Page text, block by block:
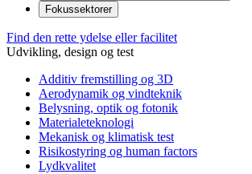
Fokussektorer
Find den rette ydelse eller facilitet
Udvikling, design og test
Additiv fremstilling og 3D
Aerodynamik og vindteknik
Belysning, optik og fotonik
Materialeteknologi
Mekanisk og klimatisk test
Risikostyring og human factors
Lydkvalitet